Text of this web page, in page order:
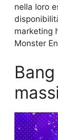
nella loro
marketing
Monster